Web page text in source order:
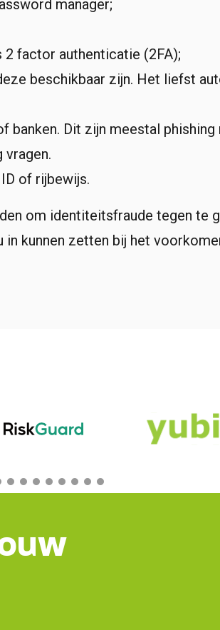
manager;
factor authenticatie (2FA);
beschikbaar zijn. Het liefst
banken. Dit zijn meestal phishing
of rijbewijs.
om identiteitsfraude tegen te
kunnen zetten bij het